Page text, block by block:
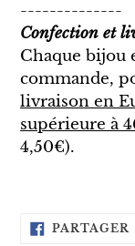
--------------
Confection et
Chaque bijou
commande,
livraison en
supérieure à
4,50€).
PARTAGER